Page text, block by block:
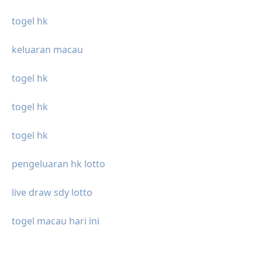
togel hk
keluaran macau
togel hk
togel hk
togel hk
pengeluaran hk lotto
live draw sdy lotto
togel macau hari ini